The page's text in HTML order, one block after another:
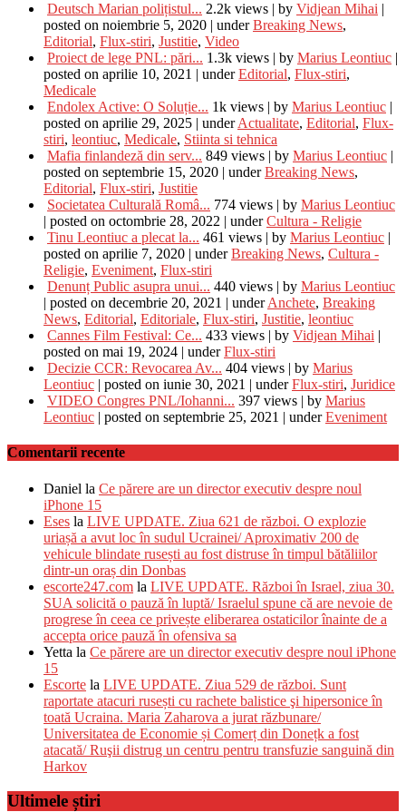
Deutsch Marian polițistul... 2.2k views | by Vidjean Mihai |
posted on noiembrie 5, 2020 | underBreaking News,
Editorial, Flux-stiri, Justitie, Video
Proiect de lege PNL: pări... 1.3k views | by Marius Leontiuc |
posted on aprilie 10, 2021 | underEditorial, Flux-stiri,
Medicale
Endolex Active: O Soluție... 1k views | by Marius Leontiuc |
posted on aprilie 29, 2025 | underActualitate, Editorial, Flux-
stiri, leontiuc, Medicale, Stiinta si tehnica
Mafia finlandeză din serv... 849 views | by Marius Leontiuc |
posted on septembrie 15, 2020 | underBreaking News,
Editorial, Flux-stiri, Justitie
Societatea Culturală Româ... 774 views | by Marius Leontiuc
| posted on octombrie 28, 2022 | underCultura - Religie
Tinu Leontiuc a plecat la... 461 views | by Marius Leontiuc |
posted on aprilie 7, 2020 | underBreaking News, Cultura -
Religie, Eveniment, Flux-stiri
Denunț Public asupra unui... 440 views | by Marius Leontiuc
| posted on decembrie 20, 2021 | underAnchete, Breaking
News, Editorial, Editoriale, Flux-stiri, Justitie, leontiuc
Cannes Film Festival: Ce... 433 views | by Vidjean Mihai |
posted on mai 19, 2024 | underFlux-stiri
Decizie CCR: Revocarea Av... 404 views | by Marius
Leontiuc | posted on iunie 30, 2021 | underFlux-stiri, Juridice
VIDEO Congres PNL/Iohanni... 397 views | by Marius
Leontiuc | posted on septembrie 25, 2021 | underEveniment
Comentarii recente
Daniel la Ce părere are un director executiv despre noul
iPhone 15
Eses la LIVE UPDATE. Ziua 621 de război. O explozie
uriașă a avut loc în sudul Ucrainei/ Aproximativ 200 de
vehicule blindate rusești au fost distruse în timpul bătăliilor
dintr-un oraș din Donbas
escorte247.com la LIVE UPDATE. Război în Israel, ziua 30.
SUA solicită o pauză în luptă/ Israelul spune că are nevoie de
progrese în ceea ce privește eliberarea ostaticilor înainte de a
accepta orice pauză în ofensiva sa
Yetta la Ce părere are un director executiv despre noul iPhone
15
Escorte la LIVE UPDATE. Ziua 529 de război. Sunt
raportate atacuri rusești cu rachete balistice şi hipersonice în
toată Ucraina. Maria Zaharova a jurat răzbunare/
Universitatea de Economie și Comerț din Donețk a fost
atacată/ Ruşii distrug un centru pentru transfuzie sanguină din
Harkov
Ultimele știri